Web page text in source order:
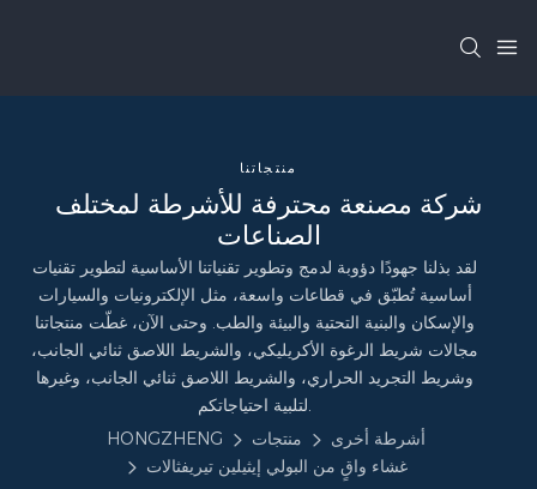
منتجاتنا
شركة مصنعة محترفة للأشرطة لمختلف
الصناعات
لقد بذلنا جهودًا دؤوبة لدمج وتطوير تقنياتنا الأساسية لتطوير تقنيات
أساسية تُطبّق في قطاعات واسعة، مثل الإلكترونيات والسيارات
والإسكان والبنية التحتية والبيئة والطب. وحتى الآن، غطّت منتجاتنا
مجالات شريط الرغوة الأكريليكي، والشريط اللاصق ثنائي الجانب،
وشريط التجريد الحراري، والشريط اللاصق ثنائي الجانب، وغيرها
لتلبية احتياجاتكم.
HONGZHENG
منتجات
أشرطة أخرى
غشاء واقٍ من البولي إيثيلين تيريفثالات